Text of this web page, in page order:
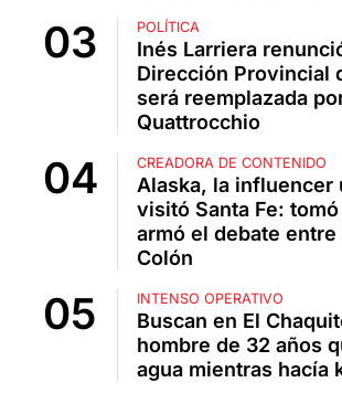
POLÍTICA
Inés Larriera
Dirección Provincial
será reemplazada
Quattrocchio
CREADORA DE CONTENIDO
Alaska, la influencer
visitó Santa Fe:
armó el debate entre
Colón
INTENSO OPERATIVO
Buscan en El
hombre de 32 años
agua mientras hacía